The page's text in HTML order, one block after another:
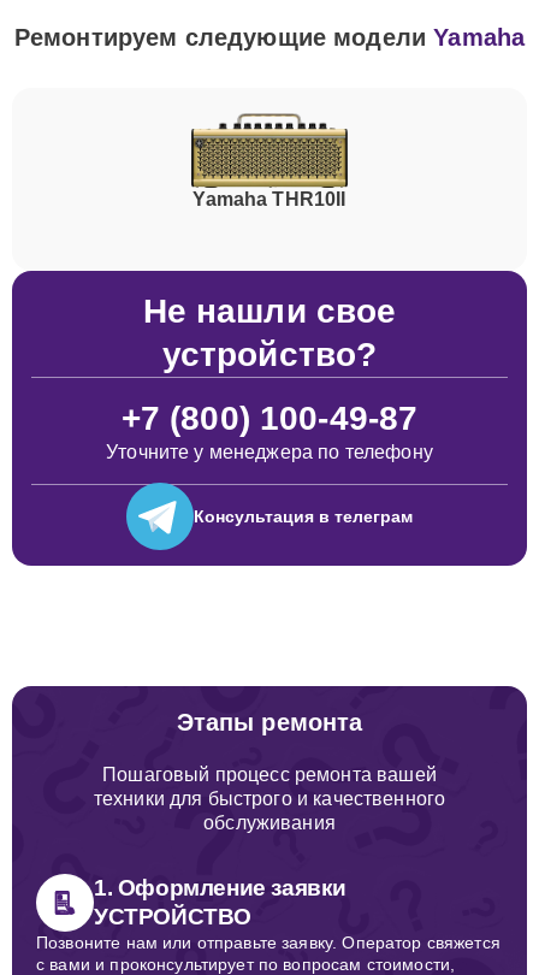
Ремонтируем следующие моделиYamaha
Yamaha THR10II
Не нашли свое
устройство?
+7 (800) 100-49-87
Уточните у менеджера по телефону
Консультация в телеграм
Этапы ремонта
Пошаговый процесс ремонта вашей
техники для быстрого и качественного
обслуживания
1. Оформление заявки
УСТРОЙСТВО
Позвоните нам или отправьте заявку. Оператор свяжется
с вами и проконсультирует по вопросам стоимости,